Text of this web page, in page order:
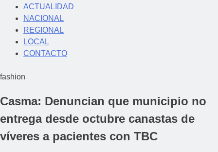
ACTUALIDAD
NACIONAL
REGIONAL
LOCAL
CONTACTO
fashion
Casma: Denuncian que municipio no
entrega desde octubre canastas de
víveres a pacientes con TBC